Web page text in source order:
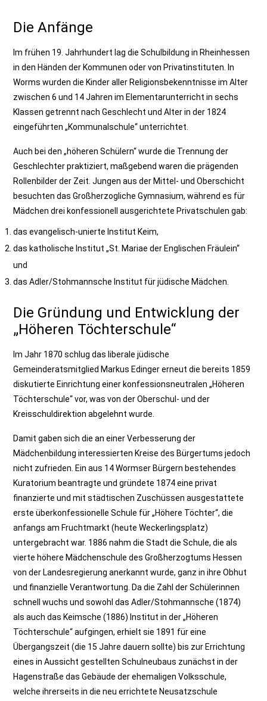
Die Anfänge
Im frühen 19. Jahrhundert lag die Schulbildung in Rheinhessen
in den Händen der Kommunen oder von Privatinstituten. In
Worms wurden die Kinder aller Religionsbekenntnisse im Alter
zwischen 6 und 14 Jahren im Elementarunterricht in sechs
Klassen getrennt nach Geschlecht und Alter in der 1824
eingeführten „Kommunalschule“ unterrichtet.
Auch bei den „höheren Schülern“ wurde die Trennung der
Geschlechter praktiziert, maßgebend waren die prägenden
Rollenbilder der Zeit. Jungen aus der Mittel- und Oberschicht
besuchten das Großherzogliche Gymnasium, während es für
Mädchen drei konfessionell ausgerichtete Privatschulen gab:
das evangelisch-unierte Institut Keim,
das katholische Institut „St. Mariae der Englischen Fräulein“
und
das Adler/Stohmannsche Institut für jüdische Mädchen.
Die Gründung und Entwicklung der
„Höheren Töchterschule“
Im Jahr 1870 schlug das liberale jüdische
Gemeinderatsmitglied Markus Edinger erneut die bereits 1859
diskutierte Einrichtung einer konfessionsneutralen „Höheren
Töchterschule“ vor, was von der Oberschul- und der
Kreisschuldirektion abgelehnt wurde.
Damit gaben sich die an einer Verbesserung der
Mädchenbildung interessierten Kreise des Bürgertums jedoch
nicht zufrieden. Ein aus 14 Wormser Bürgern bestehendes
Kuratorium beantragte und gründete 1874 eine privat
finanzierte und mit städtischen Zuschüssen ausgestattete
erste überkonfessionelle Schule für „Höhere Töchter“, die
anfangs am Fruchtmarkt (heute Weckerlingsplatz)
untergebracht war. 1886 nahm die Stadt die Schule, die als
vierte höhere Mädchenschule des Großherzogtums Hessen
von der Landesregierung anerkannt wurde, ganz in ihre Obhut
und finanzielle Verantwortung. Da die Zahl der Schülerinnen
schnell wuchs und sowohl das Adler/Stohmannsche (1874)
als auch das Keimsche (1886) Institut in der „Höheren
Töchterschule“ aufgingen, erhielt sie 1891 für eine
Übergangszeit (die 15 Jahre dauern sollte) bis zur Errichtung
eines in Aussicht gestellten Schulneubaus zunächst in der
Hagenstraße das Gebäude der ehemaligen Volksschule,
welche ihrerseits in die neu errichtete Neusatzschule